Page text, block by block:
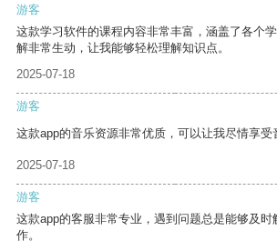
游客
这款学习软件的课程内容非常丰富，涵盖了各个
解非常生动，让我能够轻松理解知识点。
2025-07-18
游客
这款app的音乐资源非常优质，可以让我尽情享受
2025-07-18
游客
这款app的客服非常专业，遇到问题总是能够及
作。